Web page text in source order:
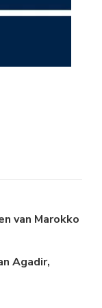
van Marokko
Agadir,